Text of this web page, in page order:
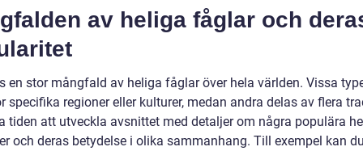
av heliga fåglar och
en stor mångfald av heliga fåglar över hela världen. Vissa
specifika regioner eller kulturer, medan andra delas av flera
tiden att utveckla avsnittet med detaljer om några populära
och deras betydelse i olika sammanhang. Till exempel kan